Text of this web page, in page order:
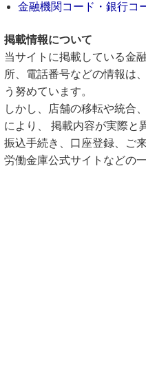
金融機関コード・銀行コ
掲載情報について
当サイトに掲載している金
所、電話番号などの情報は
う努めています。
しかし、店舗の移転や統合
により、 掲載内容が実際と
振込手続き、口座登録、ご
労働金庫公式サイトなどの